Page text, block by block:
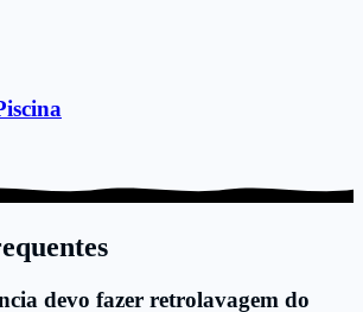
devo fazer retrolavagem do